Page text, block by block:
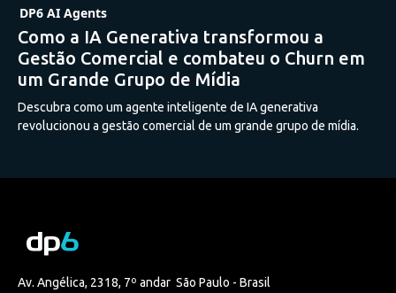
DP6 AI Agents
Como a IA Generativa transformou a
Gestão Comercial e combateu o Churn em
um Grande Grupo de Mídia
Descubra como um agente inteligente de IA generativa
revolucionou a gestão comercial de um grande grupo de mídia.
Av. Angélica, 2318, 7º andar São Paulo - Brasil